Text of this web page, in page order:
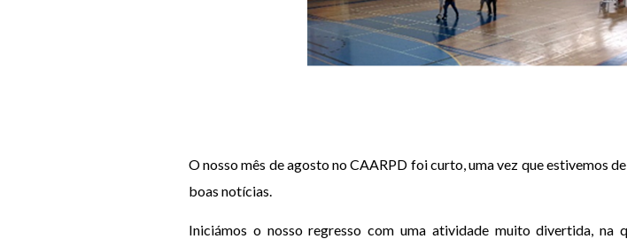
O nosso mês de agosto no CAARPD foi curto, uma vez que estivemos
boas notícias.
Iniciámos o nosso regresso com uma atividade muito divertida, na